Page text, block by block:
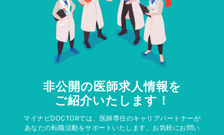
非公開の医師求人情報を
ご紹介いたします！
マイナビDOCTORでは、医師専任のキャリアパートナーが
あなたの転職活動をサポートいたします。お気軽にお問い